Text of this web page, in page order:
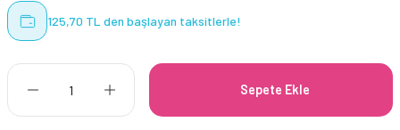
125,70 TL den başlayan taksitlerle!
Sepete Ekle